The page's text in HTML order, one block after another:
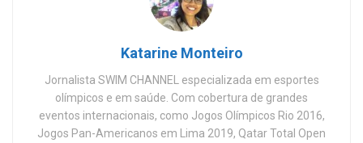
Katarine Monteiro
Jornalista SWIM CHANNEL especializada em esportes
olímpicos e em saúde. Com cobertura de grandes
eventos internacionais, como Jogos Olímpicos Rio 2016,
Jogos Pan-Americanos em Lima 2019, Qatar Total Open